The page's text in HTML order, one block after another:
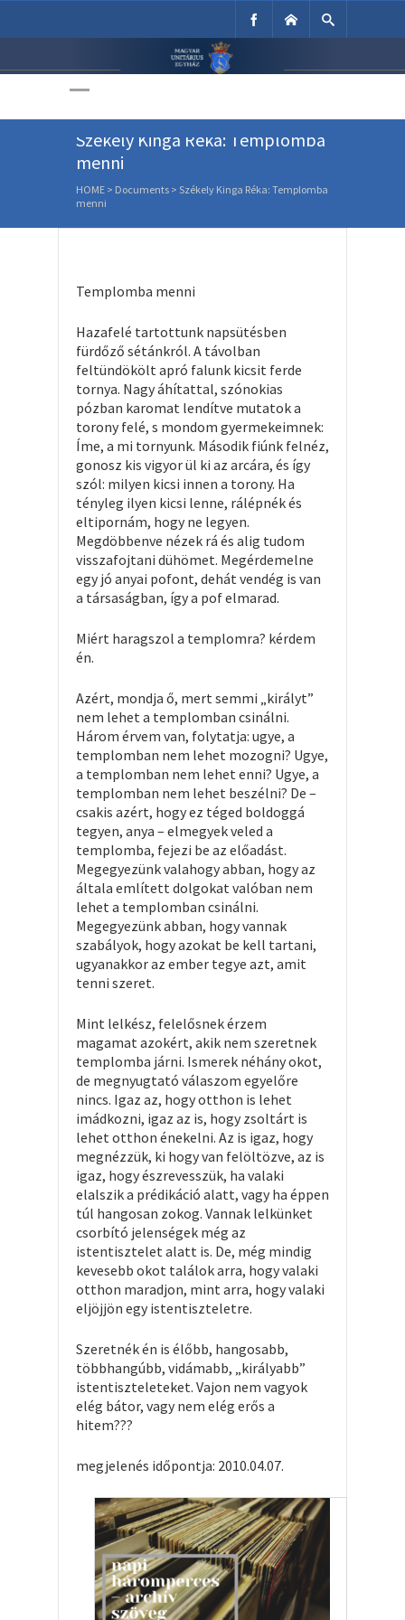
Unitárius Egyház
Székely Kinga Réka: Templomba
menni
HOME > Documents > Székely Kinga Réka: Templomba
menni
Templomba menni
Hazafelé tartottunk napsütésben
fürdőző sétánkról. A távolban
feltündökölt apró falunk kicsit ferde
tornya. Nagy áhítattal, szónokias
pózban karomat lendítve mutatok a
torony felé, s mondom gyermekeimnek:
Íme, a mi tornyunk. Második fiúnk felnéz,
gonosz kis vigyor ül ki az arcára, és így
szól: milyen kicsi innen a torony. Ha
tényleg ilyen kicsi lenne, rálépnék és
eltipornám, hogy ne legyen.
Megdöbbenve nézek rá és alig tudom
visszafojtani dühömet. Megérdemelne
egy jó anyai pofont, dehát vendég is van
a társaságban, így a pof elmarad.
Miért haragszol a templomra? kérdem
én.
Azért, mondja ő, mert semmi „királyt”
nem lehet a templomban csinálni.
Három érvem van, folytatja: ugye, a
templomban nem lehet mozogni? Ugye,
a templomban nem lehet enni? Ugye, a
templomban nem lehet beszélni? De –
csakis azért, hogy ez téged boldoggá
tegyen, anya – elmegyek veled a
templomba, fejezi be az előadást.
Megegyezünk valahogy abban, hogy az
általa említett dolgokat valóban nem
lehet a templomban csinálni.
Megegyezünk abban, hogy vannak
szabályok, hogy azokat be kell tartani,
ugyanakkor az ember tegye azt, amit
tenni szeret.
Mint lelkész, felelősnek érzem
magamat azokért, akik nem szeretnek
templomba járni. Ismerek néhány okot,
de megnyugtató válaszom egyelőre
nincs. Igaz az, hogy otthon is lehet
imádkozni, igaz az is, hogy zsoltárt is
lehet otthon énekelni. Az is igaz, hogy
megnézzük, ki hogy van felöltözve, az is
igaz, hogy észrevesszük, ha valaki
elalszik a prédikáció alatt, vagy ha éppen
túl hangosan zokog. Vannak lelkünket
csorbító jelenségek még az
istentisztelet alatt is. De, még mindig
kevesebb okot találok arra, hogy valaki
otthon maradjon, mint arra, hogy valaki
eljöjjön egy istentiszteletre.
Szeretnék én is élőbb, hangosabb,
többhangúbb, vidámabb, „királyabb”
istentiszteleteket. Vajon nem vagyok
elég bátor, vagy nem elég erős a
hitem???
megjelenés időpontja: 2010.04.07.